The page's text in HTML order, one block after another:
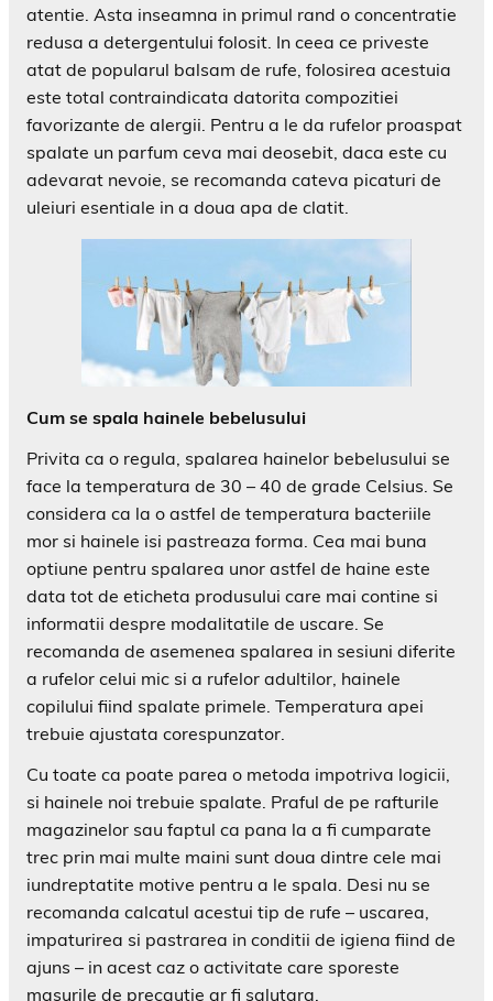
atentie. Asta inseamna in primul rand o concentratie
redusa a detergentului folosit. In ceea ce priveste
atat de popularul balsam de rufe, folosirea acestuia
este total contraindicata datorita compozitiei
favorizante de alergii. Pentru a le da rufelor proaspat
spalate un parfum ceva mai deosebit, daca este cu
adevarat nevoie, se recomanda cateva picaturi de
uleiuri esentiale in a doua apa de clatit.
Cum se spala hainele bebelusului
Privita ca o regula, spalarea hainelor bebelusului se
face la temperatura de 30 – 40 de grade Celsius. Se
considera ca la o astfel de temperatura bacteriile
mor si hainele isi pastreaza forma. Cea mai buna
optiune pentru spalarea unor astfel de haine este
data tot de eticheta produsului care mai contine si
informatii despre modalitatile de uscare. Se
recomanda de asemenea spalarea in sesiuni diferite
a rufelor celui mic si a rufelor adultilor, hainele
copilului fiind spalate primele. Temperatura apei
trebuie ajustata corespunzator.
Cu toate ca poate parea o metoda impotriva logicii,
si hainele noi trebuie spalate. Praful de pe rafturile
magazinelor sau faptul ca pana la a fi cumparate
trec prin mai multe maini sunt doua dintre cele mai
iundreptatite motive pentru a le spala. Desi nu se
recomanda calcatul acestui tip de rufe – uscarea,
impaturirea si pastrarea in conditii de igiena fiind de
ajuns – in acest caz o activitate care sporeste
masurile de precautie ar fi salutara.